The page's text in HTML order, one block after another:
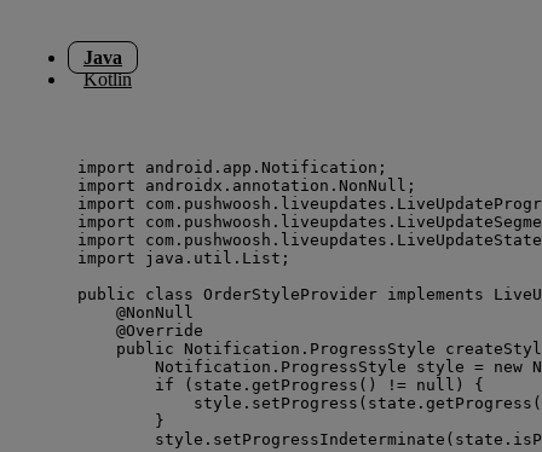
Java
Kotlin
import android.app.Notification ;
import
androidx.annotation.NonNull ;
import
import
import
com.pushwoosh.liveupdates.LiveUpdateState
import
java.util.List ;
public
class OrderStyleProvider implements
@NonNull
@Override
public
Notification . ProgressStyle
Notification . ProgressStyle style = new
if ( state . getProgress () != null ) {
style . setProgress ( state . getProgress
}
style . setProgressIndeterminate ( state .